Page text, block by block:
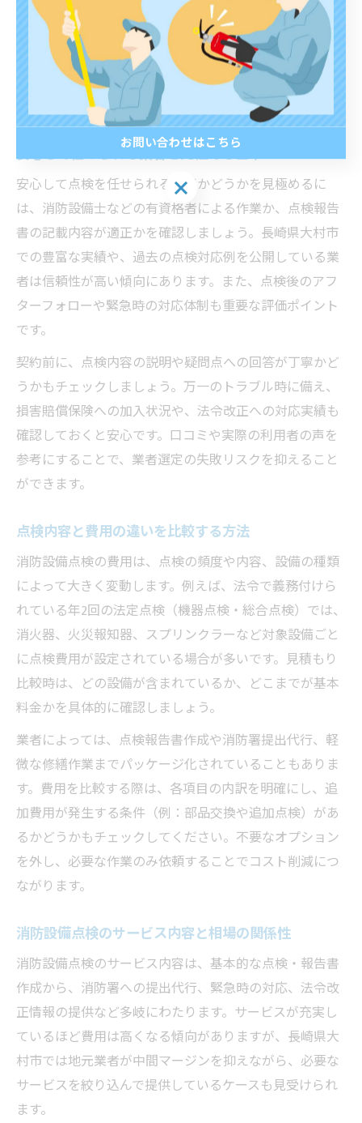
例えば、報告書の提出代行や緊急対応の有無、法定点検
以外のオプション作業の料金体系など、細かな違いが最
終的なコストに影響します。見積もり時に「どの作業が
必須で、どこまでがオプションか」を業者に確認するこ
とが失敗を防ぐポイントです。
安心して任せられる業者を見極める基準
安心して点検を任せられる業者かどうかを見極めるに
は、消防設備士などの有資格者による作業か、点検報告
書の記載内容が適正かを確認しましょう。長崎県大村市
での豊富な実績や、過去の点検対応例を公開している業
者は信頼性が高い傾向にあります。また、点検後のアフ
ターフォローや緊急時の対応体制も重要な評価ポイント
です。
契約前に、点検内容の説明や疑問点への回答が丁寧かど
うかもチェックしましょう。万一のトラブル時に備え、
損害賠償保険への加入状況や、法令改正への対応実績も
確認しておくと安心です。口コミや実際の利用者の声を
参考にすることで、業者選定の失敗リスクを抑えること
ができます。
点検内容と費用の違いを比較する方法
消防設備点検の費用は、点検の頻度や内容、設備の種類
によって大きく変動します。例えば、法令で義務付けら
れている年2回の法定点検（機器点検・総合点検）では、
消火器、火災報知器、スプリンクラーなど対象設備ごと
に点検費用が設定されている場合が多いです。見積もり
比較時は、どの設備が含まれているか、どこまでが基本
料金かを具体的に確認しましょう。
業者によっては、点検報告書作成や消防署提出代行、軽
微な修繕作業までパッケージ化されていることもありま
す。費用を比較する際は、各項目の内訳を明確にし、追
加費用が発生する条件（例：部品交換や追加点検）があ
るかどうかもチェックしてください。不要なオプション
を外し、必要な作業のみ依頼することでコスト削減につ
ながります。
消防設備点検のサービス内容と相場の関係性
消防設備点検のサービス内容は、基本的な点検・報告書
作成から、消防署への提出代行、緊急時の対応、法令改
正情報の提供など多岐にわたります。サービスが充実し
ているほど費用は高くなる傾向がありますが、長崎県大
村市では地元業者が中間マージンを抑えながら、必要な
サービスを絞り込んで提供しているケースも見受けられ
ます。
お問い合わせはこちら
お問い合わせはこちら